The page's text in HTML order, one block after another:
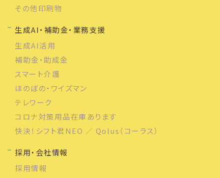
その他印刷物
生成AI・補助金・業務支援
生成AI活用
補助金・助成金
スマート介護
ほのぼの・ワイズマン
テレワーク
コロナ対策用品在庫あります
快決！シフト君NEO ／ Qolus（コーラス）
採用・会社情報
採用情報